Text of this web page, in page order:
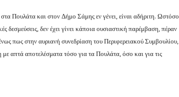
Πουλάτα και στον Δήμο Σάμης εν γένει, είναι αδήριτη. Ωστόσο
δεσμεύσεις, δεν έχει γίνει κάποια ουσιαστική παρέμβαση, πέραν
πως στην αυριανή συνεδρίαση του Περιφερειακού Συμβουλίου,
απτά αποτελέσματα τόσο για τα Πουλάτα, όσο και για τις